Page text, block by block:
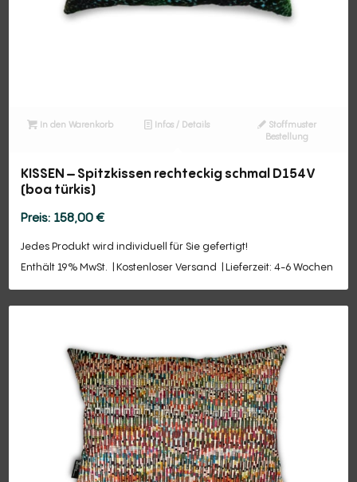
In den Warenkorb Infos / Details
Stoffmuster
Bestellung
KISSEN – Spitzkissen rechteckig schmal D154V
(boa türkis)
158,00€
Jedes Produkt wird individuell für Sie gefertigt!
Enthält 19% MwSt.
Kostenloser Versand Lieferzeit: 4-6 Wochen